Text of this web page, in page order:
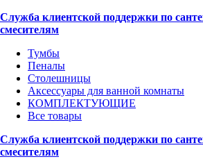
Служба клиентской поддержки по
смесителям
Тумбы
Пеналы
Столешницы
Аксессуары для ванной комнаты
КОМПЛЕКТУЮЩИЕ
Все товары
Служба клиентской поддержки по
смесителям